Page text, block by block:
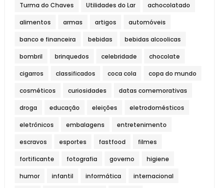
Turma do Chaves Utilidades do Lar achocolatado
alimentos armas artigos automóveis
banco e financeira bebidas bebidas alcoolicas
bombril brinquedos celebridade chocolate
cigarros classificados coca cola copa do mundo
cosméticos curiosidades datas comemorativas
droga educação eleições eletrodomésticos
eletrônicos embalagens entretenimento
escravos esportes fastfood filmes
fortificante fotografia governo higiene
humor infantil informática internacional